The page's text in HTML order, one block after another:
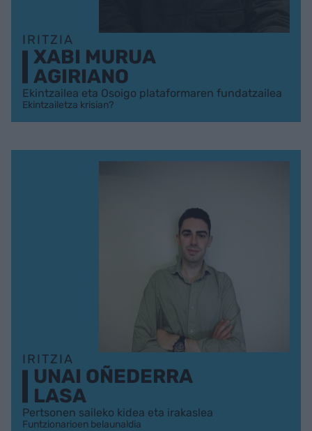
IRITZIA
XABI MURUA
AGIRIANO
Ekintzailea eta Osoigo plataformaren fundatzailea
Ekintzailetza krisian?
IRITZIA
UNAI OÑEDERRA
LASA
Pertsonen saileko kidea eta irakaslea
Funtzionarioen belaunaldia